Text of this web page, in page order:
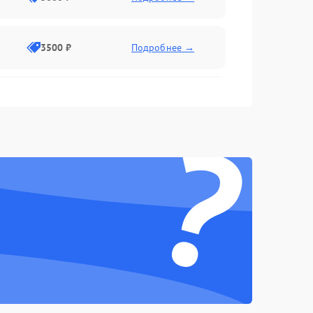
3500 ₽ Подробнее →
2000 ₽ Подробнее →
Подробнее →
Подробнее →
?